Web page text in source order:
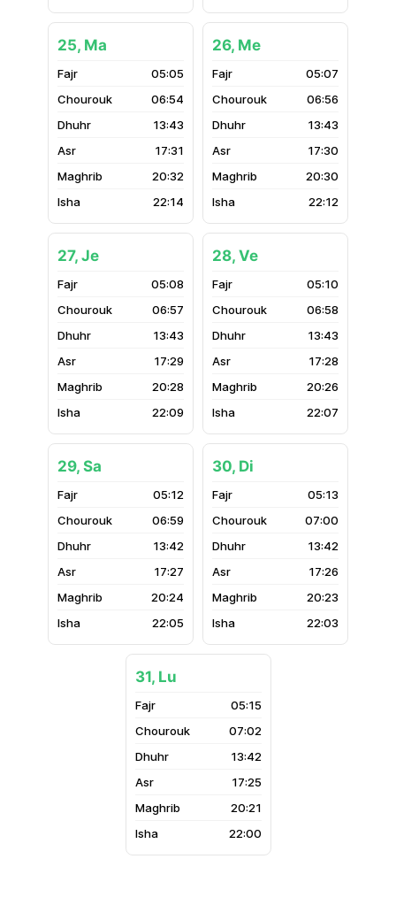
25, Ma
05:05
06:54
13:43
17:31
20:32
22:14
26, Me
05:07
06:56
13:43
17:30
20:30
22:12
27, Je
05:08
06:57
13:43
17:29
20:28
22:09
28, Ve
05:10
06:58
13:43
17:28
20:26
22:07
29, Sa
05:12
06:59
13:42
17:27
20:24
22:05
30, Di
05:13
07:00
13:42
17:26
20:23
22:03
31, Lu
05:15
07:02
13:42
17:25
20:21
22:00